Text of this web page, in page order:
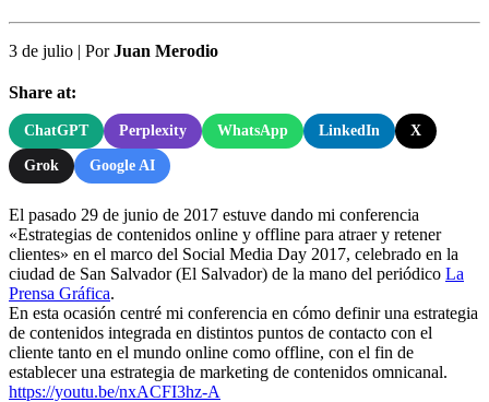
3 de julio | PorJuan Merodio
Share at:
ChatGPT Perplexity WhatsApp LinkedIn X
Grok Google AI
El pasado 29 de junio de 2017 estuve dando mi conferencia
«Estrategias de contenidos online y offline para atraer y retener
clientes» en el marco del Social Media Day 2017, celebrado en la
ciudad de San Salvador (El Salvador) de la mano del periódico La
Prensa Gráfica.
En esta ocasión centré mi conferencia en cómo definir una estrategia
de contenidos integrada en distintos puntos de contacto con el
cliente tanto en el mundo online como offline, con el fin de
establecer una estrategia de marketing de contenidos omnicanal.
https://youtu.be/nxACFI3hz-A